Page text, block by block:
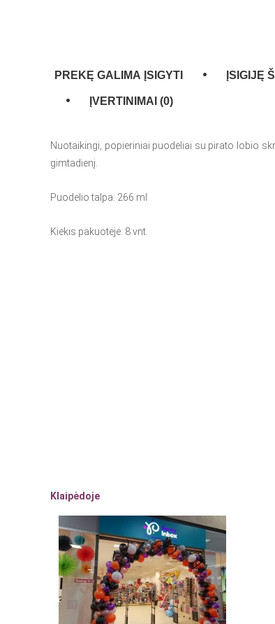
PREKĘ GALIMA ĮSIGYTI ĮSIGIJĘ
ĮVERTINIMAI (0)
Nuotaikingi, popieriniai puodeliai su pirato lobio
gimtadienį.
Puodelio talpa: 266 ml
Kiekis pakuotėjė: 8 vnt.
Klaipėdoje